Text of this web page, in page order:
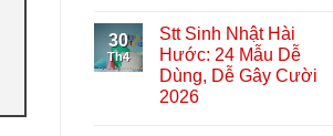
30
Th4
Stt Sinh Nhật Hài
Hước: 24 Mẫu Dễ
Dùng, Dễ Gây Cười
2026